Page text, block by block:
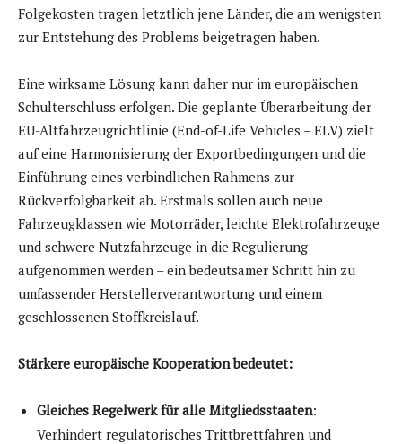
Folgekosten tragen letztlich jene Länder, die am wenigsten
zur Entstehung des Problems beigetragen haben.
Eine wirksame Lösung kann daher nur im europäischen
Schulterschluss erfolgen. Die geplante Überarbeitung der
EU-Altfahrzeugrichtlinie (End-of-Life Vehicles – ELV) zielt
auf eine Harmonisierung der Exportbedingungen und die
Einführung eines verbindlichen Rahmens zur
Rückverfolgbarkeit ab. Erstmals sollen auch neue
Fahrzeugklassen wie Motorräder, leichte Elektrofahrzeuge
und schwere Nutzfahrzeuge in die Regulierung
aufgenommen werden – ein bedeutsamer Schritt hin zu
umfassender Herstellerverantwortung und einem
geschlossenen Stoffkreislauf.
Stärkere europäische Kooperation bedeutet:
Gleiches Regelwerk für alle Mitgliedsstaaten:
Verhindert regulatorisches Trittbrettfahren und